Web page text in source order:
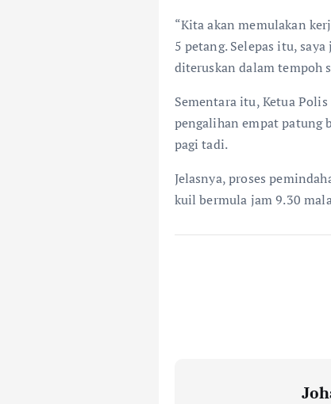
“Kita akan memulakan
5 petang. Selepas itu,
diteruskan dalam tempoh
Sementara itu, Ketua
pengalihan empat patung
pagi tadi.
Jelasnya, proses
kuil bermula jam 9.30